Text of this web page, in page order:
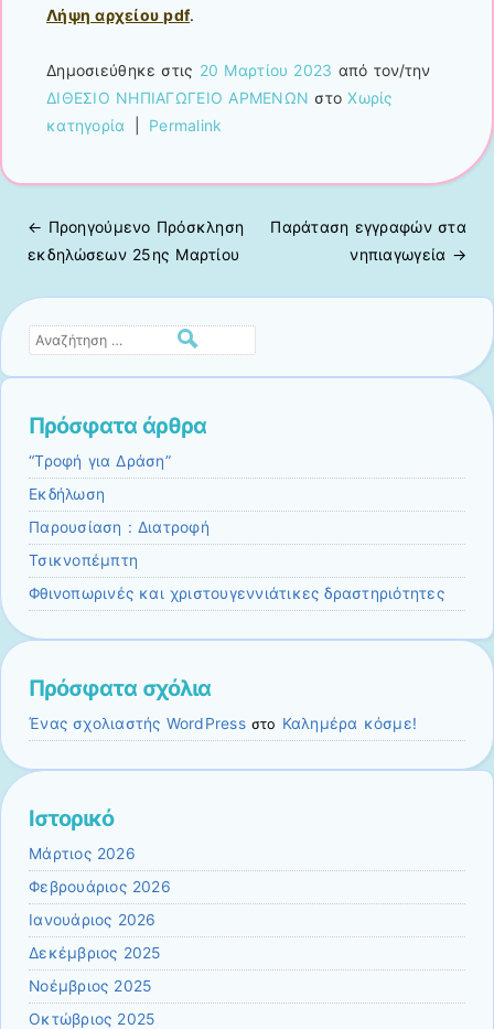
Λήψη αρχείου pdf.
Δημοσιεύθηκε στις 20 Μαρτίου 2023 από τον/την
ΔΙΘΕΣΙΟ ΝΗΠΙΑΓΩΓΕΙΟ ΑΡΜΕΝΩΝ στοΧωρίς
κατηγορία
Permalink
Πλοήγηση άρθρων
← Προηγούμενo Πρόσκληση
εκδηλώσεων 25ης Μαρτίου
Παράταση εγγραφών στα
νηπιαγωγεία →
Αναζήτηση
Πρόσφατα άρθρα
“Τροφή για Δράση”
Εκδήλωση
Παρουσίαση : Διατροφή
Τσικνοπέμπτη
Φθινοπωρινές και χριστουγεννιάτικες δραστηριότητες
Πρόσφατα σχόλια
Ένας σχολιαστής WordPressστο Καλημέρα κόσμε!
Ιστορικό
Μάρτιος 2026
Φεβρουάριος 2026
Ιανουάριος 2026
Δεκέμβριος 2025
Νοέμβριος 2025
Οκτώβριος 2025